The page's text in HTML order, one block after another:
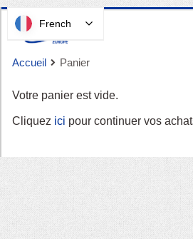
Passer
au
contenu
Accueil Panier
Votre panier est vide.
Cliquez ici pour continuer vos
French